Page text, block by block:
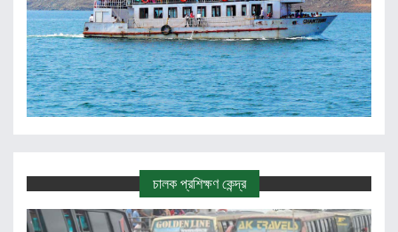
চালক প্রশিক্ষণ কেন্দ্র